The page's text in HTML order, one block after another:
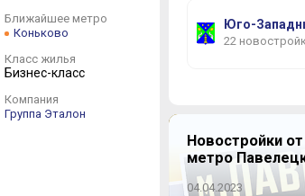
Ближайшее метро
Коньково
Класс жилья
Бизнес-класс
Компания
Группа Эталон
Юго-
22
Новостройки
метро
04.04.2023